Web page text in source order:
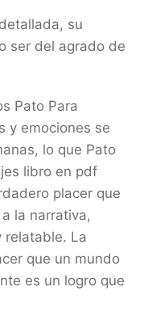
su
ser del agrado de
Pato Para
y emociones se
lo que Pato
libro en pdf
placer que
la narrativa,
relatable. La
que un mundo
es un logro que